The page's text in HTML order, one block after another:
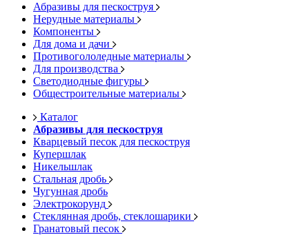
Абразивы для пескоструя
Нерудные материалы
Компоненты
Для дома и дачи
Противогололедные материалы
Для производства
Светодиодные фигуры
Общестроительные материалы
Каталог
Абразивы для пескоструя
Кварцевый песок для пескоструя
Купершлак
Никельшлак
Стальная дробь
Чугунная дробь
Электрокорунд
Стеклянная дробь, стеклошарики
Гранатовый песок